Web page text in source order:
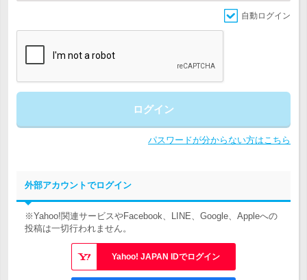
自動ログイン
ログイン
パスワードが分からない方はこちら
外部アカウントでログイン
※Yahoo!関連サービスやFacebook、LINE、Google、Appleへの
投稿は一切行われません。
Yahoo! JAPAN IDでログイン